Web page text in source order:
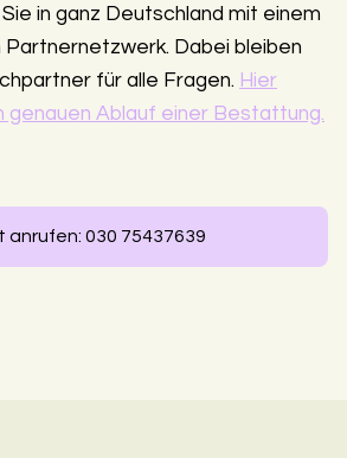
in ganz Deutschland mit einem
Partnernetzwerk. Dabei bleiben
für alle Fragen. Hier
genauen Ablauf einer Bestattung.
anrufen: 030 75437639